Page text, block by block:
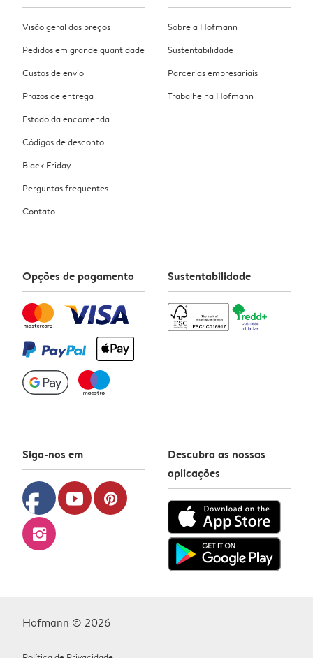
Visão geral dos preços
Pedidos em grande quantidade
Custos de envio
Prazos de entrega
Estado da encomenda
Códigos de desconto
Black Friday
Perguntas frequentes
Contato
Sobre a Hofmann
Sustentabilidade
Parcerias empresariais
Trabalhe na Hofmann
Opções de pagamento Sustentabilidade
Siga-nos em
facebook youtube pinterest
instagram
Descubra as nossas
aplicações
Hofmann © 2026